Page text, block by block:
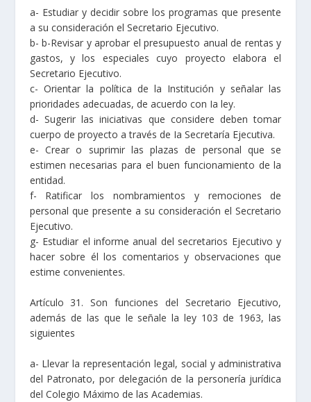
a- Estudiar y decidir sobre los programas que presente
a su consideración el Secretario Ejecutivo.
b- b-Revisar y aprobar el presupuesto anual de rentas y
gastos, y los especiales cuyo proyecto elabora el
Secretario Ejecutivo.
c- Orientar la política de la Institución y señalar las
prioridades adecuadas, de acuerdo con Ia ley.
d- Sugerir las iniciativas que considere deben tomar
cuerpo de proyecto a través de Ia Secretaría Ejecutiva.
e- Crear o suprimir las plazas de personal que se
estimen necesarias para el buen funcionamiento de la
entidad.
f- Ratificar los nombramientos y remociones de
personal que presente a su consideración el Secretario
Ejecutivo.
g- Estudiar el informe anual del secretarios Ejecutivo y
hacer sobre él los comentarios y observaciones que
estime convenientes.
Artículo 31. Son funciones del Secretario Ejecutivo,
además de las que le señale la ley 103 de 1963, las
siguientes
a- Llevar la representación legal, social y administrativa
del Patronato, por delegación de la personería jurídica
del Colegio Máximo de las Academias.